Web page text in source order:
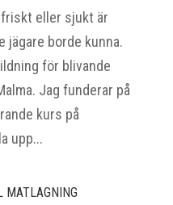
eller sjukt är
jägare borde kunna.
för blivande
Jag funderar på
kurs på
upp...
MATLAGNING